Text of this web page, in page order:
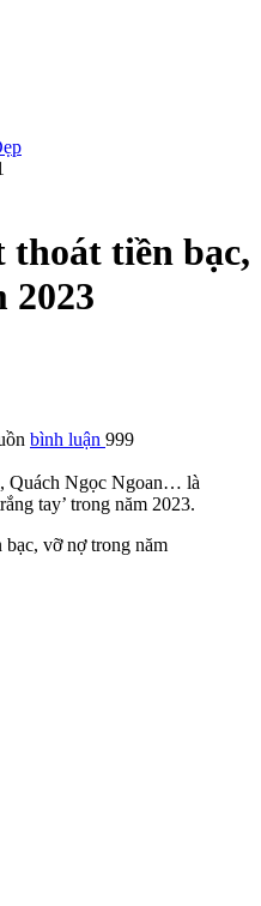
thoát tiền bạc,
2023
bình luận 999
Quách Ngọc Ngoan… là
tay’ trong năm 2023.